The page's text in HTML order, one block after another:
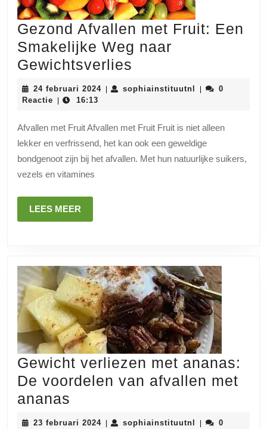
Gezond Afvallen met Fruit: Een
Smakelijke Weg naar
Gewichtsverlies
Afvallen
Een
Smakelijke
24 februari 202424
sophiainstituutnl
0
Reactie
16:13
Afvallen met Fruit Afvallen met Fruit Fruit is niet alleen
lekker en verfrissend, het kan ook een geweldige
bondgenoot zijn bij het afvallen. Met hun natuurlijke suikers,
vezels en vitamines
LEES MEER
MEER
Gewicht verliezen met ananas:
De voordelen van afvallen met
ananas
verliezen
23 februari 202423
sophiainstituutnl
0